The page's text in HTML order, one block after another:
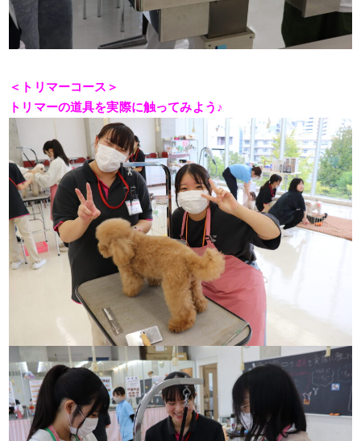
＜トリマーコース＞
トリマーの道具を実際に触ってみよう♪